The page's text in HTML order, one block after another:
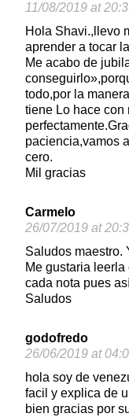
11/08/2019 at
Hola Shavi.,llevo
aprender a tocar
Me acabo de
todo,por la
tiene Lo hace con
paciencia,vamos
cero.
Mil gracias
Carmelo
26/07/2019 at
Saludos maestro.
Me gustaria
cada nota pues
Saludos
godofredo
26/06/2019 at
hola soy de
facil y explica de
bien gracias por